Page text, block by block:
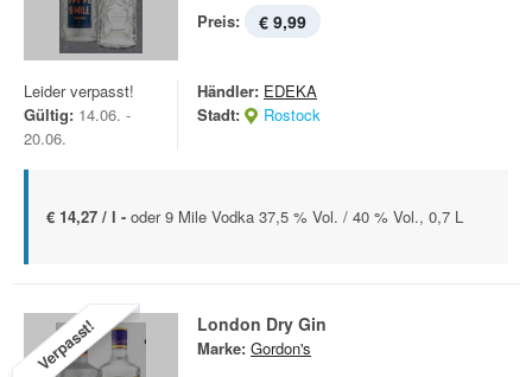
Preis: € 9,99
Leider verpasst!
Gültig: 14.06. -
20.06.
Händler: EDEKA
Stadt:
Rostock
€ 14,27 / l - oder 9 Mile Vodka 37,5 % Vol. / 40 % Vol., 0,7 L
Verpasst! London Dry Gin
Marke: Gordon's